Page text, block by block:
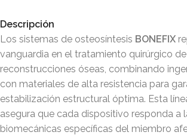
Descripción
Los sistemas de osteosíntesis BONEFIX
vanguardia en el tratamiento quirúrgico
reconstrucciones óseas, combinando
con materiales de alta resistencia para
estabilización estructural óptima. Esta
asegura que cada dispositivo responda a
biomecánicas específicas del miembro